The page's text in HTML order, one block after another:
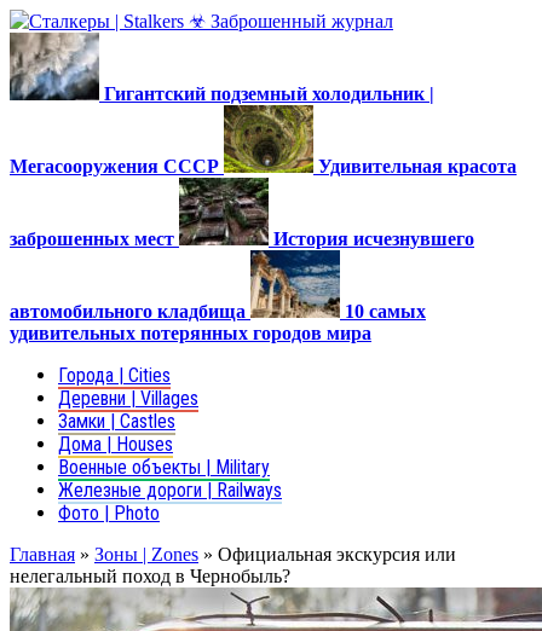
Гигантский подземный холодильник |
Мегасооружения СССР Удивительная красота
заброшенных мест История исчезнувшего
автомобильного кладбища
10 самых
удивительных потерянных городов мира
Города | Cities
Деревни | Villages
Замки | Castles
Дома | Houses
Военные объекты | Military
Железные дороги | Railways
Фото | Photo
Главная » Зоны | Zones » Официальная экскурсия или
нелегальный поход в Чернобыль?